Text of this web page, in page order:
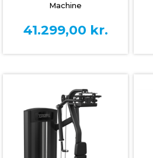
Machine
41.299,00 kr.